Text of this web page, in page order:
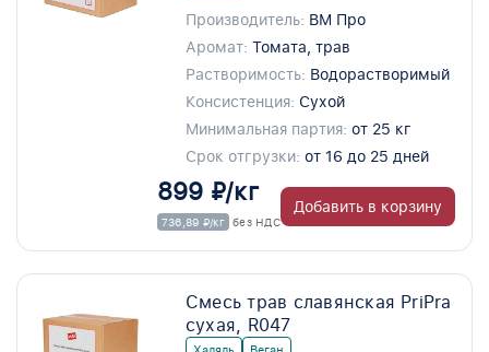
Производитель: ВМ Про
Аромат: Томата, трав
Растворимость: Водорастворимый
Консистенция: Сухой
Минимальная партия: от 25 кг
Срок отгрузки: от 16 до 25 дней
899 ₽/кг
736,89 ₽/кг без НДС
Добавить в корзину
Смесь трав славянская PriPra
сухая, R047